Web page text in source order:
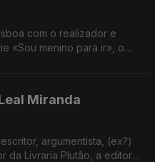
com o realizador e
«Sou menino para ir», o
Miranda
argumentista, (ex?)
da Livraria Plutão, a editora